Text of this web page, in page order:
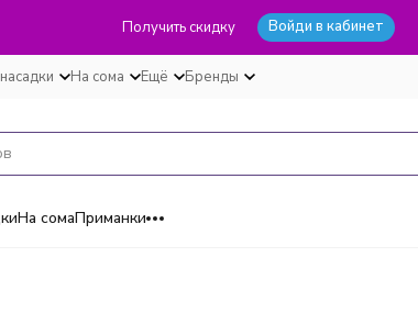
Получить скидку Войди в кабинет
На сома Ещё Бренды
На сомаПриманки